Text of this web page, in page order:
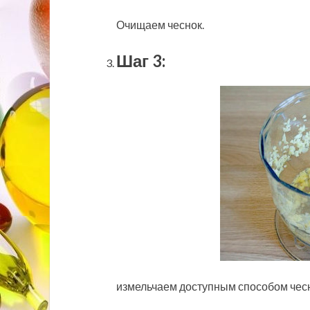
Очищаем чеснок.
Шаг 3:
измельчаем доступным способом